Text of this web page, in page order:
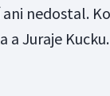
ani nedostal.
a Juraje